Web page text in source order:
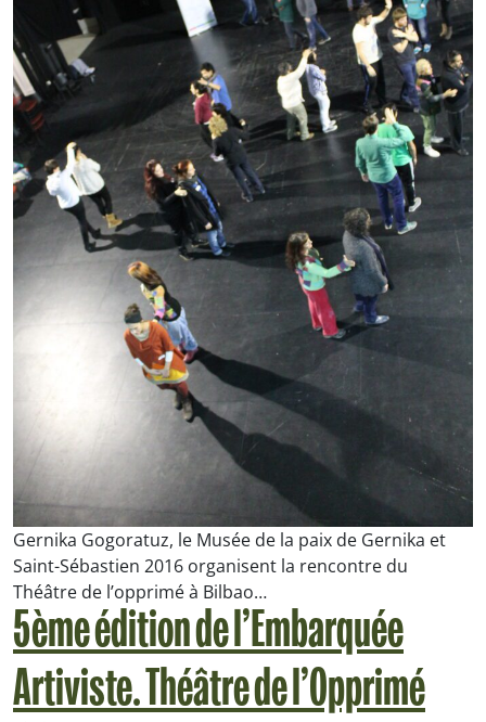
Gernika Gogoratuz, le Musée de la paix de Gernika et
Saint-Sébastien 2016 organisent la rencontre du
Théâtre de l’opprimé à Bilbao…
5ème édition de l’Embarquée
Artiviste. Théâtre de l’Opprimé